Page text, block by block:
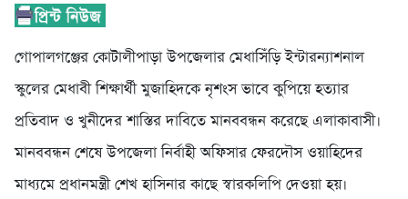
গোপালগঞ্জের কোটালীপাড়া উপজেলার মেধাসিঁড়ি ইন্টারন্যাশনাল
স্কুলের মেধাবী শিক্ষার্থী মুজাহিদকে নৃশংস ভাবে কুপিয়ে হত্যার
প্রতিবাদ ও খুনীদের শাস্তির দাবিতে মানববন্ধন করেছে এলাকাবাসী।
মানববন্ধন শেষে উপজেলা নির্বাহী অফিসার ফেরদৌস ওয়াহিদের
মাধ্যমে প্রধানমন্ত্রী শেখ হাসিনার কাছে স্বারকলিপি দেওয়া হয়।